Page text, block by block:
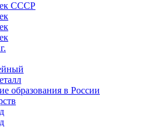
СССР
образования в России